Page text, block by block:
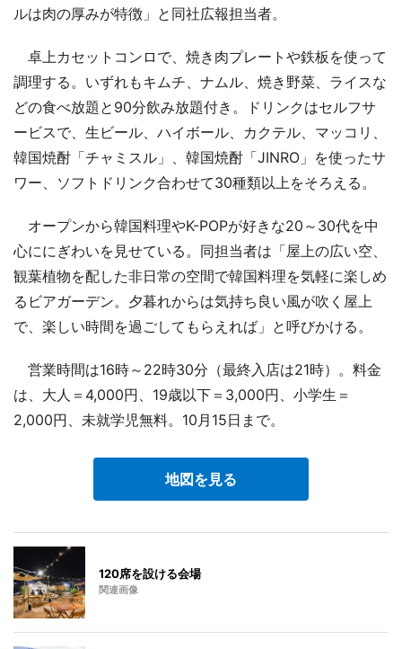
ルは肉の厚みが特徴」と同社広報担当者。
卓上カセットコンロで、焼き肉プレートや鉄板を使って
調理する。いずれもキムチ、ナムル、焼き野菜、ライスな
どの食べ放題と90分飲み放題付き。ドリンクはセルフサ
ービスで、生ビール、ハイボール、カクテル、マッコリ、
韓国焼酎「チャミスル」、韓国焼酎「JINRO」を使ったサ
ワー、ソフトドリンク合わせて30種類以上をそろえる。
オープンから韓国料理やK-POPが好きな20～30代を中
心ににぎわいを見せている。同担当者は「屋上の広い空、
観葉植物を配した非日常の空間で韓国料理を気軽に楽しめ
るビアガーデン。夕暮れからは気持ち良い風が吹く屋上
で、楽しい時間を過ごしてもらえれば」と呼びかける。
営業時間は16時～22時30分（最終入店は21時）。料金
は、大人＝4,000円、19歳以下＝3,000円、小学生＝
2,000円、未就学児無料。10月15日まで。
地図を見る
120席を設ける会場
関連画像